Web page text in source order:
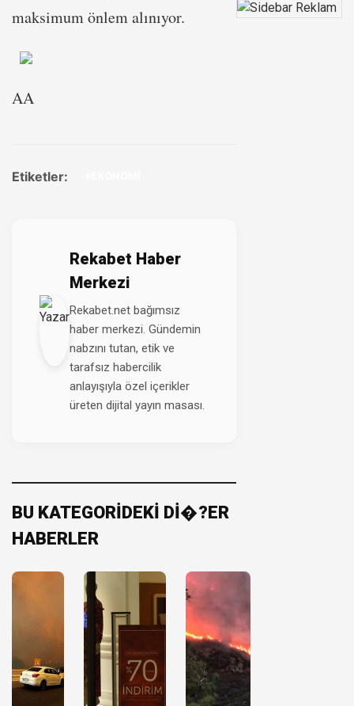
maksimum önlem alınıyor.
AA
Etiketler:
Rekabet Haber
Merkezi
Rekabet.net bağımsız
haber merkezi. Gündemin
nabzını tutan, etik ve
tarafsız habercilik
anlayışıyla özel içerikler
üreten dijital yayın masası.
BU KATEGORİDEKİ Dİ�?ER
HABERLER